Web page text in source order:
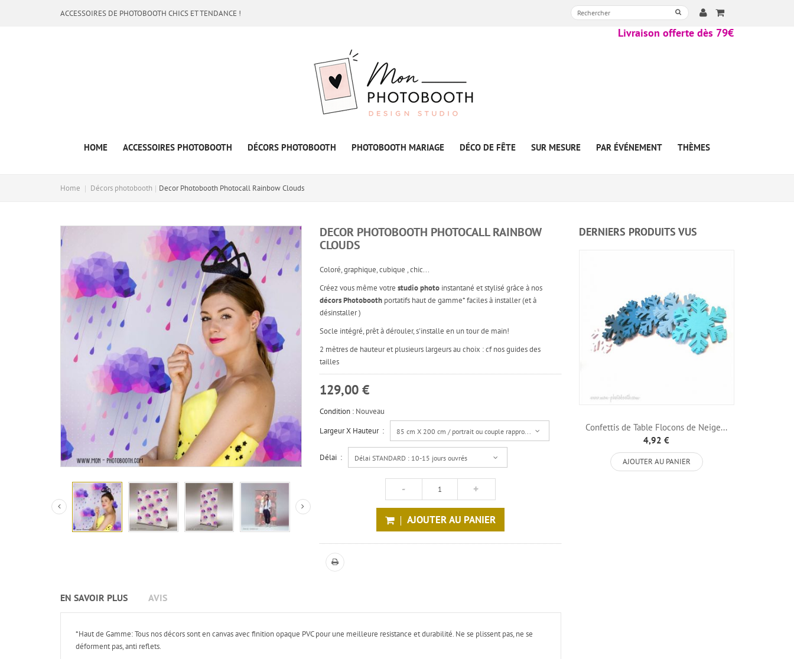
ACCESSOIRES DE PHOTOBOOTH CHICS ET TENDANCE !
Livraison offerte dès 79€
HOME ACCESSOIRES PHOTOBOOTH DÉCORS PHOTOBOOTH PHOTOBOOTH MARIAGE DÉCO DE FÊTE SUR MESURE PAR ÉVÉNEMENT THÈMES
Home Décors photobooth Decor Photobooth Photocall Rainbow Clouds
DECOR PHOTOBOOTH PHOTOCALL RAINBOW
CLOUDS
Coloré, graphique, cubique , chic...
Créez vous même votre studio photoinstantané et stylisé grâce à nos
décors Photoboothportatifs haut de gamme* faciles à installer (et à
désinstaller )
Socle intégré, prêt à dérouler, s'installe en un tour de main!
2 mètres de hauteur et plusieurs largeurs au choix : cf nos guides des
tailles
129,00 €
Condition : Nouveau
Largeur X Hauteur :
85 cm X 200 cm / portrait ou couple rapproché
Délai : Délai STANDARD : 10-15 jours ouvrés
AJOUTER AU PANIER
EN SAVOIR PLUS AVIS
*Haut de Gamme: Tous nos décors sont en canvas avec finition opaque PVC pour une meilleure resistance et durabilité. Ne se plissent pas, ne se
déforment pas, anti reflets.
DERNIERS PRODUITS VUS
Confettis de Table Flocons de Neige...
4,92 €
AJOUTER AU PANIER